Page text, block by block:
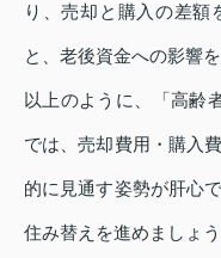
り、売却と購入の差額
と、老後資金への影響
以上のように、「高齢
では、売却費用・購入
的に見通す姿勢が肝心
住み替えを進めましょう